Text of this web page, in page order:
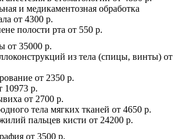
и медикаментозная обработка
от 4300 р.
полости рта от 550 р.
от 35000 р.
из тела (спицы, винты) от
от 2350 р.
10973 р.
от 2700 р.
тела мягких тканей от 4650 р.
пальцев кисти от 24200 р.
от 3500 р.